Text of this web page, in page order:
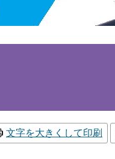
文字を大きくして印刷